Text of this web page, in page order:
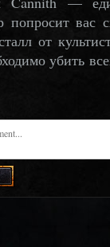
попросит вас
от
убить